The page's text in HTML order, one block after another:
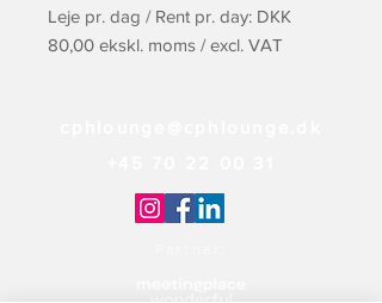
Leje pr. dag / Rent pr. day: DKK
80,00 ekskl. moms / excl. VAT